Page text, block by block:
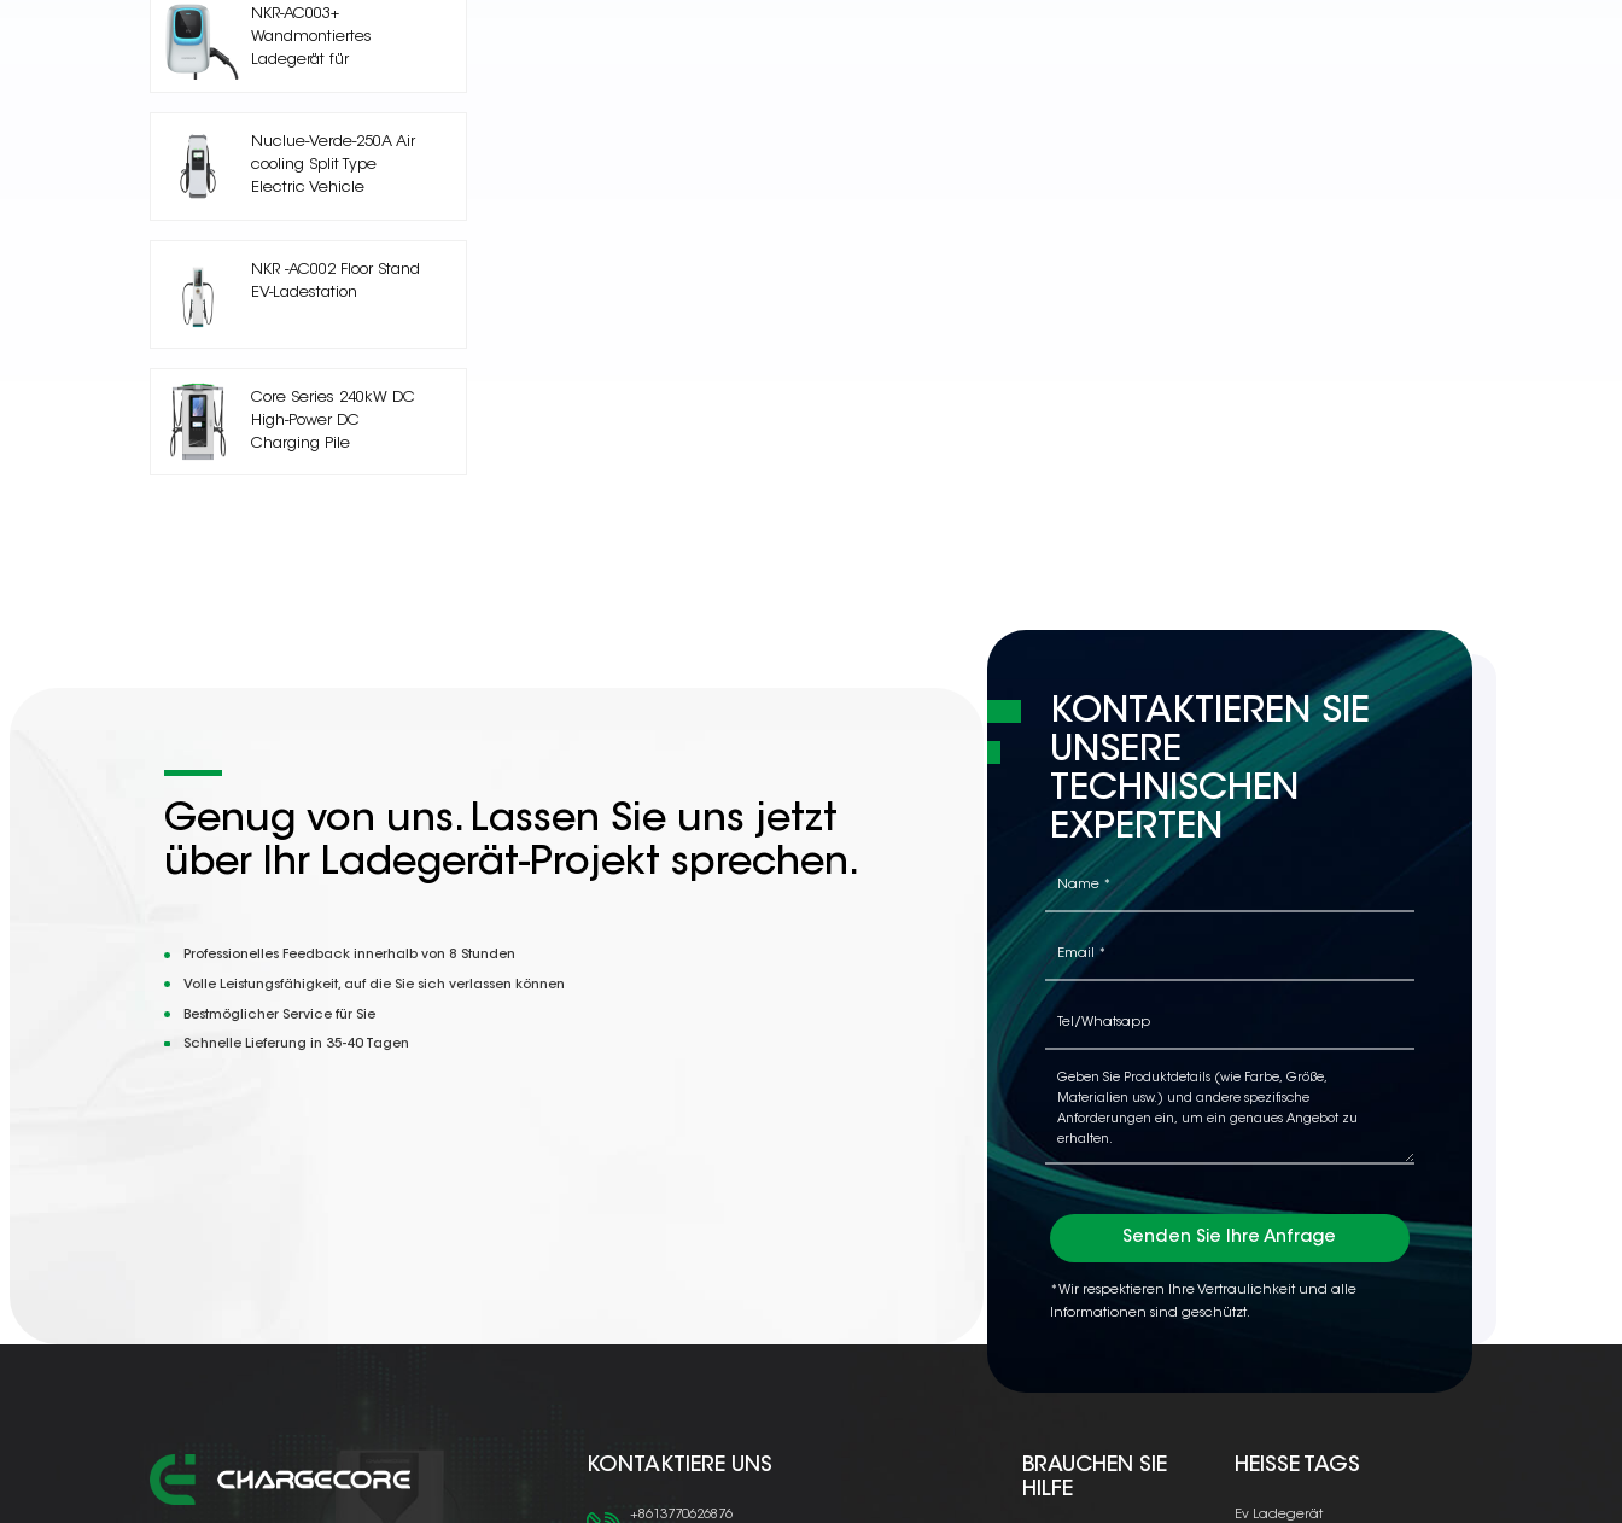
NKR-AC003+
Wandmontiertes
Ladegerät für
Nuclue-Verde-250A Air
cooling Split Type
Electric Vehicle
NKR -AC002 Floor Stand
EV-Ladestation
Core Series 240kW DC
High-Power DC
Charging Pile
Genug von uns. Lassen Sie uns jetzt
über Ihr Ladegerät-Projekt sprechen.
Professionelles Feedback innerhalb von 8 Stunden
Volle Leistungsfähigkeit, auf die Sie sich verlassen können
Bestmöglicher Service für Sie
Schnelle Lieferung in 35-40 Tagen
KONTAKTIEREN SIE
UNSERE
TECHNISCHEN
EXPERTEN
Senden Sie Ihre Anfrage
*Wir respektieren Ihre Vertraulichkeit und alle
Informationen sind geschützt.
KONTAKTIERE UNS
+8613770626876
BRAUCHEN SIE
HILFE
HEISSE TAGS
Ev Ladegerät